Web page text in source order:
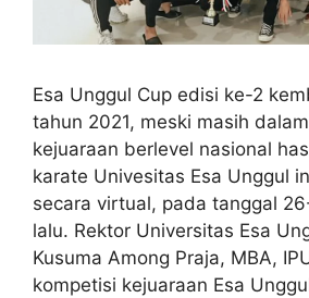
Esa Unggul Cup edisi ke-2
tahun 2021, meski masih
kejuaraan berlevel nasional
karate Univesitas Esa Unggul
secara virtual, pada tanggal
lalu. Rektor Universitas Esa
Kusuma Among Praja, MBA,
kompetisi kejuaraan Esa